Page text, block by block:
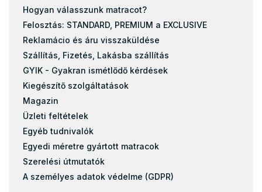
Hogyan válasszunk matracot?
Felosztás: STANDARD, PREMIUM a EXCLUSIVE
Reklamácio és áru visszaküldése
Szállítás, Fizetés, Lakásba szállítás
GYIK - Gyakran ismétlődő kérdések
Kiegészítő szolgáltatások
Magazin
Üzleti feltételek
Egyéb tudnivalók
Egyedi méretre gyártott matracok
Szerelési útmutatók
A személyes adatok védelme (GDPR)